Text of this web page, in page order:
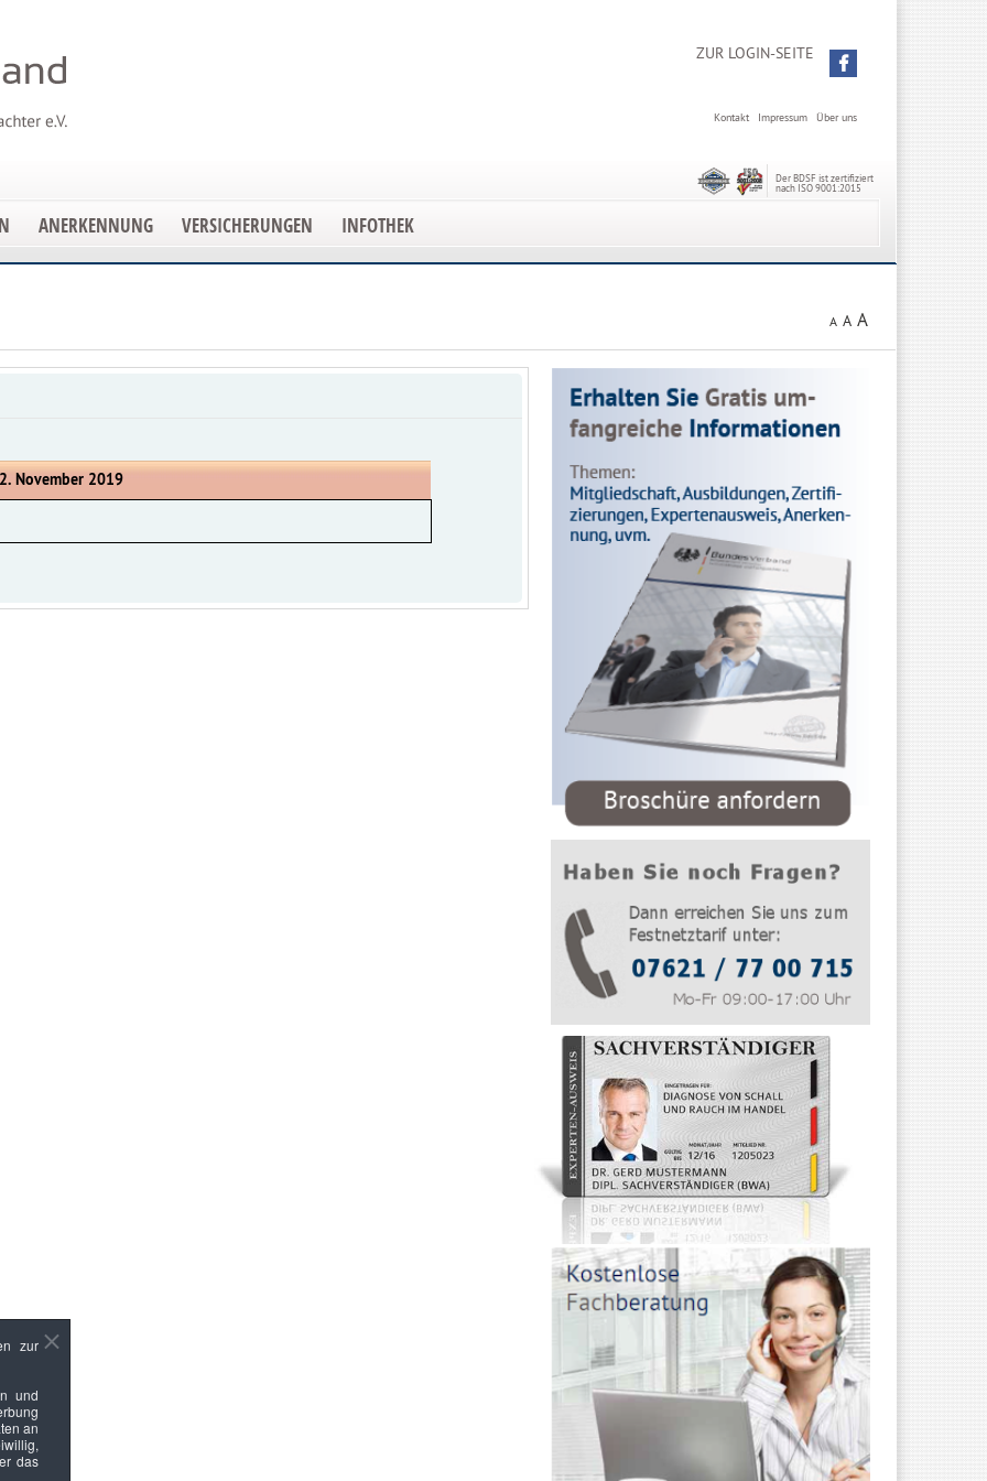
ZUR LOGIN-SEITE
Über uns
Impressum
Kontakt
Der BDSF ist zertifiziert
nach ISO 9001:2015
ANERKENNUNG VERSICHERUNGEN INFOTHEK
A A A
November 2019
zur
und
an
das